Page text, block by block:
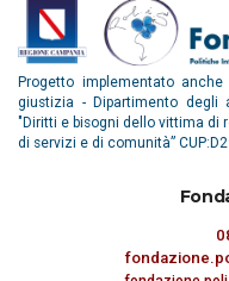
Progetto implementato
giustizia - Dipartimento
"Diritti e bisogni dello vittima di
di servizi e di comunità”